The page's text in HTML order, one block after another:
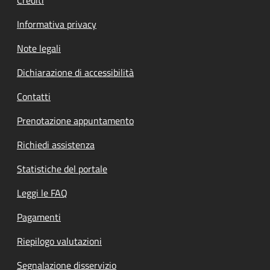
Informativa privacy
Note legali
Dichiarazione di accessibilità
Contatti
Prenotazione appuntamento
Richiedi assistenza
Statistiche del portale
Leggi le FAQ
Pagamenti
Riepilogo valutazioni
Segnalazione disservizio